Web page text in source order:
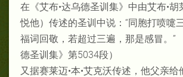
在《艾布•达乌德圣训集》中由艾布•
悦他）传述的圣训中说：“同胞打喷嚏
福词回敬，若超过三遍，那是感冒。”
德圣训集》第5034段）
又据赛莱迈•本•艾克沃传述，他父亲